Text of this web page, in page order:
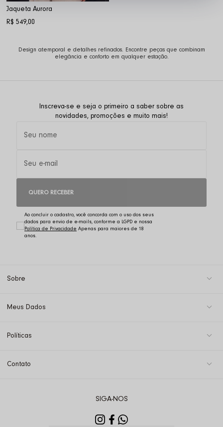
Jaqueta Aurora
R$ 549,00
Design atemporal e detalhes refinados. Encontre peças que combinam
elegância e conforto em qualquer estação.
Inscreva-se e seja o primeiro a saber sobre as
novidades, promoções e muito mais!
QUERO RECEBER
Ao concluir o cadastro, você concorda com o uso dos seus
dados para envio de e-mails, conforme a LGPD e nossa
Política de Privacidade
Sobre
Meus Dados
Políticas
Contato
SIGA-NOS